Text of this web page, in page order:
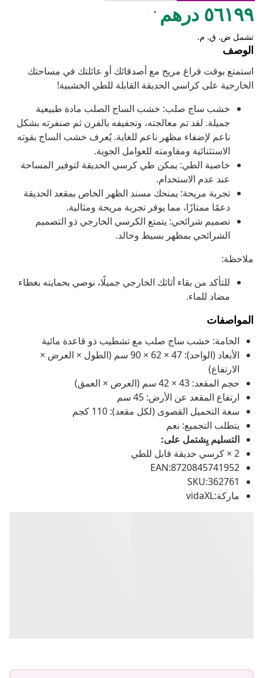
٥٦١٩٩ درهم .
تشمل ض. ق. م.
الوصف
استمتع بوقت فراغ مريح مع أصدقائك أو عائلتك في مساحتك
الخارجية على كراسي الحديقة القابلة للطي الخشبية!
خشب ساج صلب: خشب الساج الصلب مادة طبيعية
جميلة. لقد تم معالجته، وتجفيفه بالفرن ثم صنفرته بشكل
ناعم لإضفاء مظهر ناعم للغاية. يُعرف خشب الساج بقوته
الاستثنائية ومقاومته للعوامل الجوية.
خاصية الطي: يمكن طي كرسي الحديقة لتوفير المساحة
عند عدم الاستخدام.
تجربة مريحة: يمنحك مسند الظهر الخاص بمقعد الحديقة
دعمًا ممتازًا، مما يوفر تجربة مريحة ومثالية.
تصميم شرائحي: يتمتع الكرسي الخارجي ذو التصميم
الشرائحي بمظهر بسيط وخالد.
ملاحظة:
للتأكد من بقاء أثاثك الخارجي جميلًا، نوصي بحمايته بغطاء
مضاد للماء.
المواصفات
الخامة: خشب ساج صلب مع تشطيب ذو قاعدة مائية
الأبعاد (الواحد): 47 × 62 × 90 سم (الطول × العرض ×
الارتفاع)
حجم المقعد: 43 × 42 سم (العرض × العمق)
ارتفاع المقعد عن الأرض: 45 سم
سعة التحميل القصوى (لكل مقعد): 110 كجم
يتطلب التجميع: نعم
التسليم يِشتمل على:
2 × كرسي حديقة قابل للطي
EAN:8720845741952
SKU:362761
ماركة:vidaXL